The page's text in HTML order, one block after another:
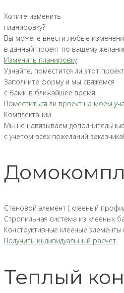
Хотите изменить
планировку?
Вы можете внести любые
в данный проект по вашему
Изменить планировку
Узнайте, поместится ли этот
Заполните форму и мы свяжемся
с Вами в ближайшее время.
Поместиться ли проект на моем
Комплектации
Мы не навязываем
с учетом всех пожеланий заказчика!
Стеновой элемент ( клееный
Стропильная система из клееных
Конструктивные клееные
Получить индивидуальный расчет
Теплый